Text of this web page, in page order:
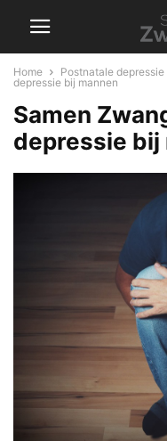
Home Postnatale depressie
depressie bij mannen
Samen
depressie bij